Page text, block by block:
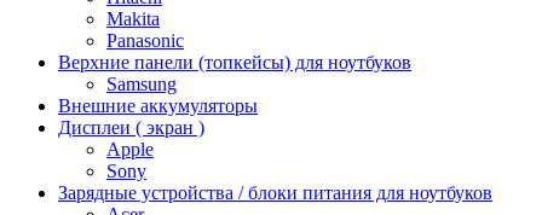
Makita
Panasonic
Верхние панели (топкейсы) для ноутбуков
Samsung
Внешние аккумуляторы
Дисплеи ( экран )
Apple
Sony
Зарядные устройства / блоки питания для ноутбуков